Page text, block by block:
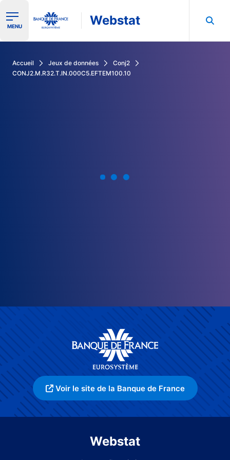
Ouvrir le menu de navigation
MENU Webstat
Accueil Jeux de données
Conj2
CONJ2.M.R32.T.IN.000C5.EFTEM100.10
Voir le site de la Banque de France
Webstat